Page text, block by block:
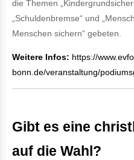
die Themen
„Schuldenbremse“ und
Menschen sichern“ gebeten.
Weitere Infos: https://
bonn.de/veranstaltung/
Gibt es eine
auf die Wahl?